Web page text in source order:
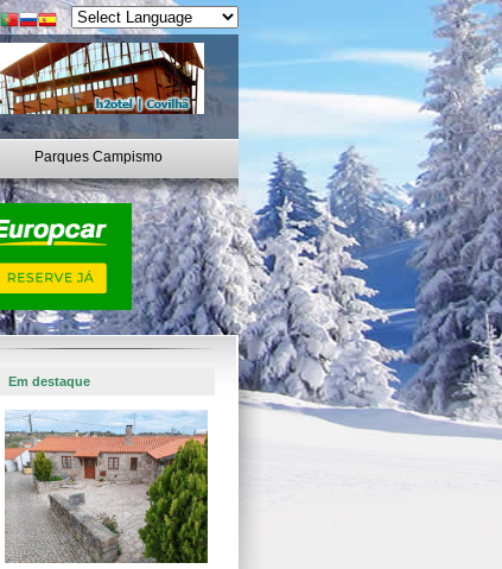
Parques Campismo
Em destaque